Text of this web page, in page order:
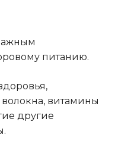
питанию.
витамины
другие